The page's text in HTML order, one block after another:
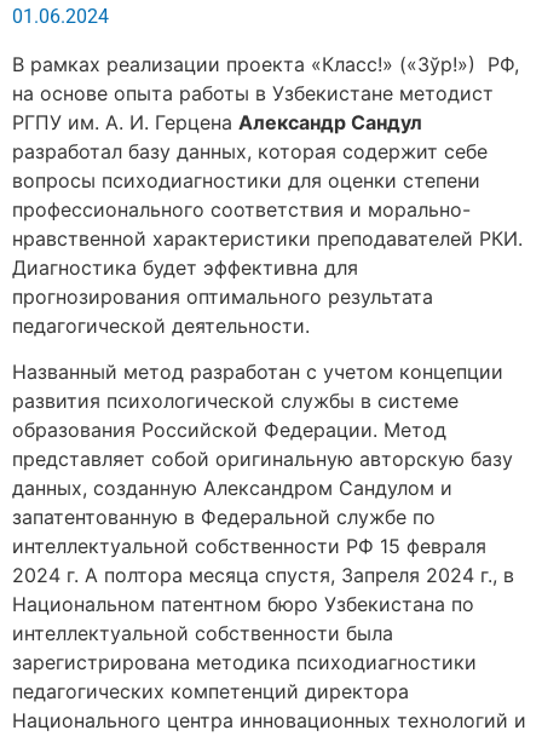
01.06.2024
В рамках реализации проекта «Класс!» («Зўр!») РФ,
на основе опыта работы в Узбекистане методист
РГПУ им. А. И. Герцена Александр Сандул
разработал базу данных, которая содержит себе
вопросы психодиагностики для оценки степени
профессионального соответствия и морально-
нравственной характеристики преподавателей РКИ.
Диагностика будет эффективна для
прогнозирования оптимального результата
педагогической деятельности.
Названный метод разработан с учетом концепции
развития психологической службы в системе
образования Российской Федерации. Метод
представляет собой оригинальную авторскую базу
данных, созданную Александром Сандулом и
запатентованную в Федеральной службе по
интеллектуальной собственности РФ 15 февраля
2024 г. А полтора месяца спустя, 3апреля 2024 г., в
Национальном патентном бюро Узбекистана по
интеллектуальной собственности была
зарегистрирована методика психодиагностики
педагогических компетенций директора
Национального центра инновационных технологий и